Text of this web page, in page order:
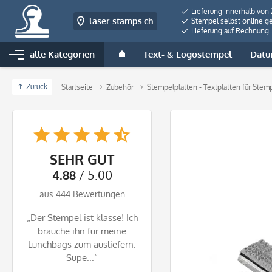
laser-stamps.ch
Lieferung innerhalb von
Stempel selbst online
Lieferung auf Rechnung
alle Kategorien Text- & Logostempel
Zurück Startseite Zubehör Stempelplatten - Textplatten für
SEHR GUT
4.88/ 5.00
aus 444 Bewertungen
„Der Stempel ist klasse! Ich
brauche ihn für meine
Lunchbags zum ausliefern.
Supe...“